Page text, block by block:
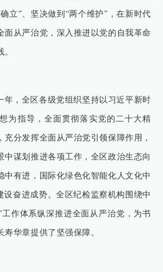
立”、坚决做到“两个维护”，在新时代
面从严治党，深入推进以党的自我革命
年，全区各级党组织坚持以习近平新时
为指导，全面贯彻落实党的二十大精
分发挥全面从严治党引领保障作用，
中谋划推进各项工作，全区政治生态向
中有进，国际化绿色化智能化人文化中
设奋进成势。全区纪检监察机构围绕中
作体系纵深推进全面从严治党，为书
华章提供了坚强保障。